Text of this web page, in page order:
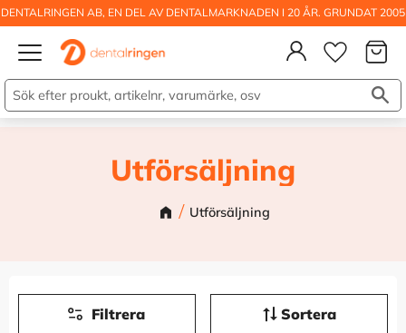
DENTALRINGEN AB, EN DEL AV DENTALMARKNADEN I 20 ÅR. GRUNDAT 2005
Utförsäljning
Utförsäljning
Filtrera Sortera